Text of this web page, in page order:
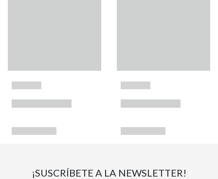
¡SUSCRÍBETE A LA NEWSLETTER!